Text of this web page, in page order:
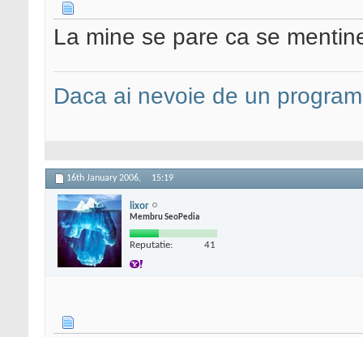
La mine se pare ca se
Daca ai nevoie de un
16th January 2006, 15:19
lixor
Membru SeoPedia
Reputatie: 41